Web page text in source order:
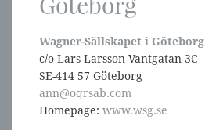
Wagner-Sällskapet i Göteborg
c/o Lars Larsson Vantgatan 3C
SE-414 57 Göteborg
ann@oqrsab.com
Homepage: www.wsg.se